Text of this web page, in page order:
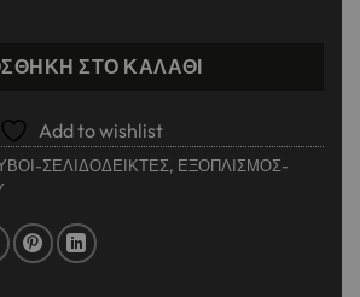
656 ΚΙΤΡΙΝΑ12SSCY SS 48x73(90φ)
ΣΤΟ ΚΑΛΆΘΙ
Add to wishlist
ΣΕΛΙΔΟΔΕΙΚΤΕΣ, ΕΞΟΠΛΙΣΜΟΣ-